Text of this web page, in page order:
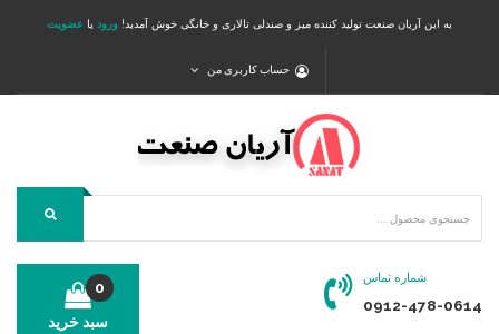
به این آریان صنعت تولید کننده میز و صندلی تالاری و خانگی خوش آمدید! ورود یا عضویت
حساب کاربری من
شماره تماس
0912-478-0614
سبد خرید
0